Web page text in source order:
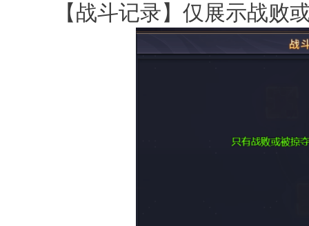
【战斗记录】仅展示战败或